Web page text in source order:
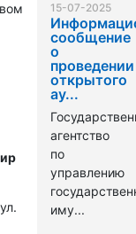
15-07-2025
сообщение
о
проведении
открытого
ау...
агентство
по
управлению
иму...